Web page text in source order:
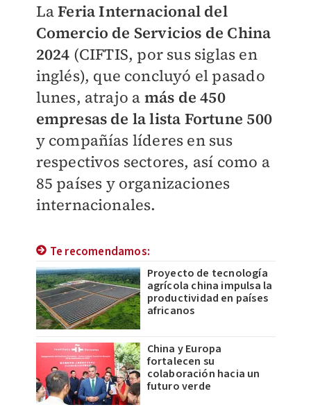
LaFeria Internacional del
Comercio de Servicios de China
2024 (CIFTIS, por sus siglas en
inglés), que concluyó el pasado
lunes, atrajo a más de 450
empresas de la lista Fortune 500
y compañías líderes en sus
respectivos sectores, así como a
85 países y organizaciones
internacionales.
Te recomendamos:
Proyecto de tecnología
agrícola china impulsa la
productividad en países
africanos
China y Europa
fortalecen su
colaboración hacia un
futuro verde